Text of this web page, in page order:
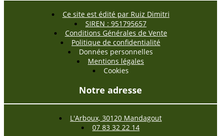
Ce site est édité par Ruiz Dimitri
SIREN : 951795657
Conditions Générales de Vente
Politique de confidentialité
Données personnelles
Mentions légales
Cookies
Notre adresse
L'Arboux, 30120 Mandagout
07 83 32 22 14